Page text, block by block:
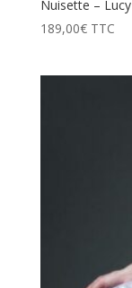
Nuisette – Lucy
189,00€ TTC